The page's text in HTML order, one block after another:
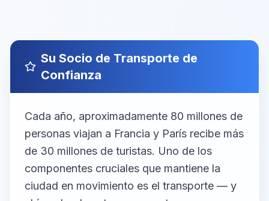
Su Socio de Transporte de
Confianza
Cada año, aproximadamente 80 millones de
personas viajan a Francia y París recibe más
de 30 millones de turistas. Uno de los
componentes cruciales que mantiene la
ciudad en movimiento es el transporte — y